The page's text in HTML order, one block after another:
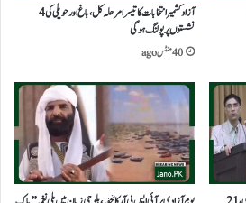
آزاد کشمیر انتخابات کا تیسرا مرحلہ کل، باغ اور حویلی کی 4
نشستوں پر پولنگ ہوگی
40 منٹس ago